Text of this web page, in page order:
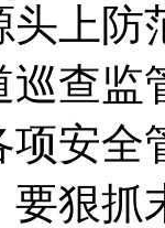
头上
查监
项安
狠抓